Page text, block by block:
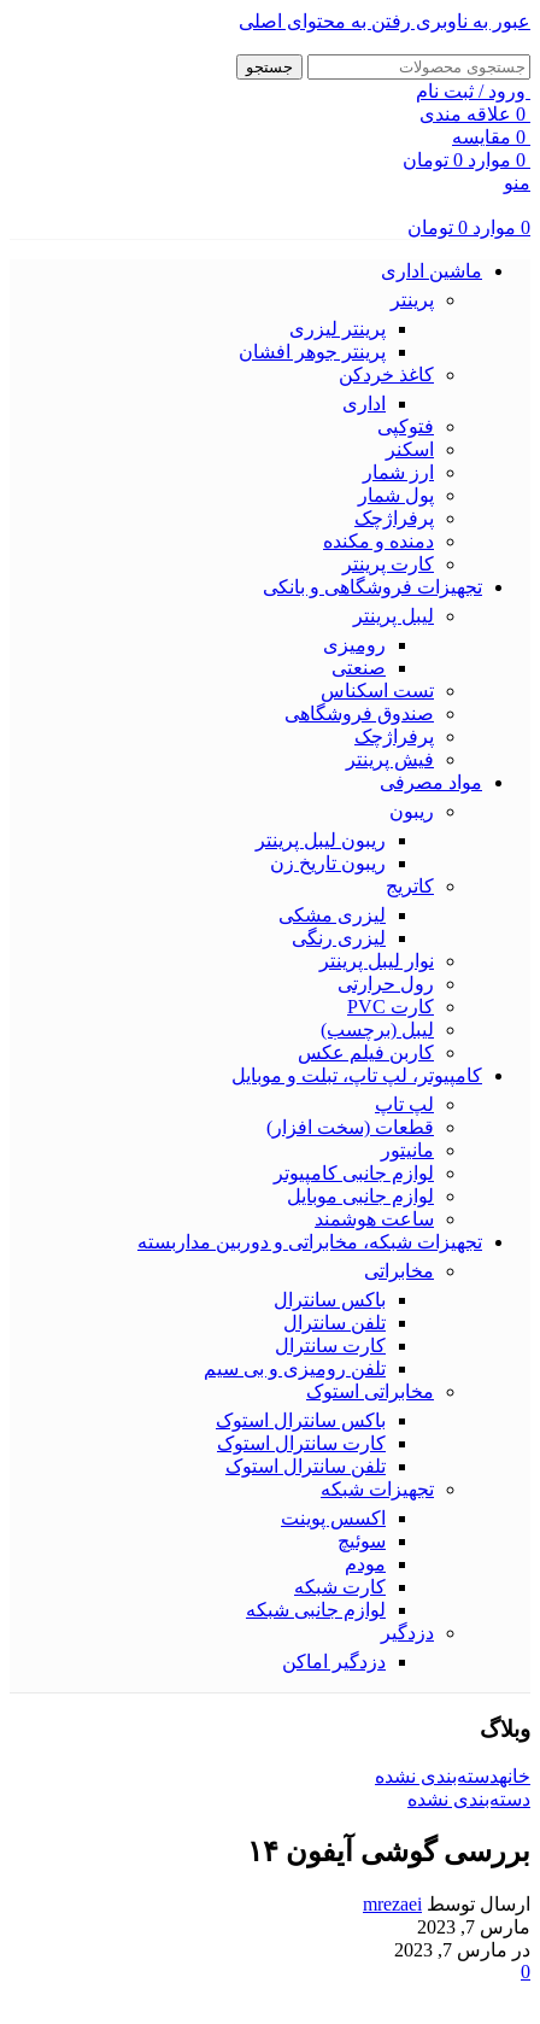
عبور به ناوبری رفتن به محتوای اصلی
جستجو
ورود / ثبت نام
0 علاقه مندی
0 مقایسه
0 موارد 0 تومان
منو
0 موارد 0 تومان
ماشین اداری
پرینتر
پرینتر لیزری
پرینتر جوهر افشان
کاغذ خردکن
اداری
فتوکپی
اسکنر
ارز شمار
پول شمار
پرفراژچک
دمنده و مکنده
کارت پرینتر
تجهیزات فروشگاهی و بانکی
لیبل پرینتر
رومیزی
صنعتی
تست اسکناس
صندوق فروشگاهی
پرفراژچک
فیش پرینتر
مواد مصرفی
ریبون
ریبون لیبل پرینتر
ریبون تاریخ زن
کاتریج
لیزری مشکی
لیزری رنگی
نوار لیبل پرینتر
رول حرارتی
کارت PVC
لیبل (برچسب)
کاربن فیلم عکس
کامپیوتر، لپ تاپ، تبلت و موبایل
لپ تاپ
قطعات (سخت افزار)
مانیتور
لوازم جانبی کامپیوتر
لوازم جانبی موبایل
ساعت هوشمند
تجهیزات شبکه، مخابراتی و دوربین مداربسته
مخابراتی
باکس سانترال
تلفن سانترال
کارت سانترال
تلفن رومیزی و بی سیم
مخابراتی استوک
باکس سانترال استوک
کارت سانترال استوک
تلفن سانترال استوک
تجهیزات شبکه
اکسس پوینت
سوئیچ
مودم
کارت شبکه
لوازم جانبی شبکه
دزدگیر
دزدگیر اماکن
وبلاگ
خانهدسته‌بندی نشده
دسته‌بندی نشده
بررسی گوشی آیفون ۱۴
ارسال توسط mrezaei
مارس 7, 2023
در مارس 7, 2023
0